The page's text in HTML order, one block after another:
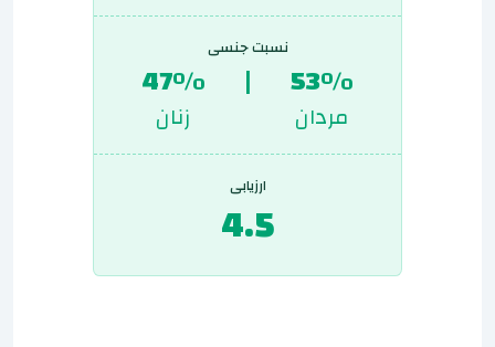
نسبت جنسی
53%
مردان
|
47%
زنان
ارزیابی
4.5